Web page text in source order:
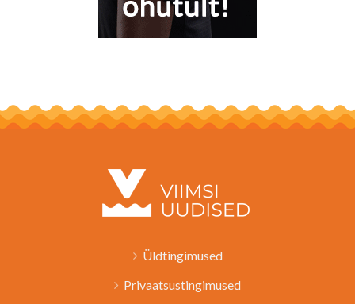
Üldtingimused
Privaatsustingimused